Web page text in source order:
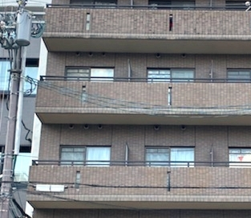
エフラス京都御所西